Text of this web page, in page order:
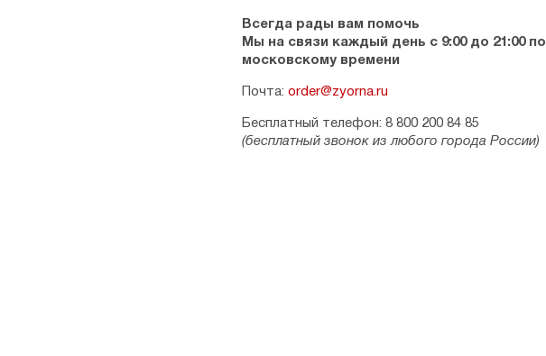
Всегда рады вам помочь
Мы на связи каждый день с 9:00 до 21:00 по
московскому времени
Почта: order@zyorna.ru
Бесплатный телефон: 8 800 200 84 85
(бесплатный звонок из любого города России)